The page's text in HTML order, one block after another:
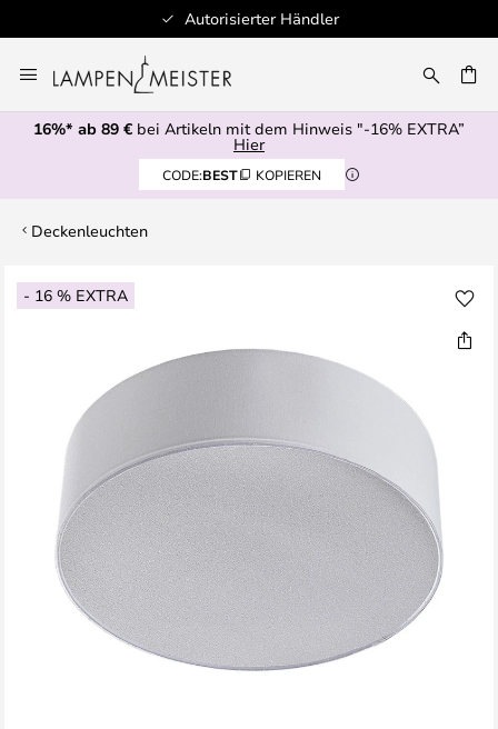
Autorisierter Händler
Inhalt
springen
16%* ab 89 € bei Artikeln mit dem Hinweis "-16% EXTRA”
Hier
CODE:BEST KOPIEREN
Deckenleuchten
- 16 % EXTRA
Zum
Ende